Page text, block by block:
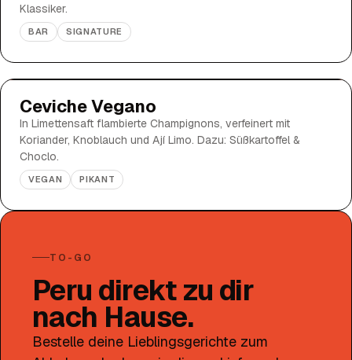
Klassiker.
BAR SIGNATURE
Ceviche Vegano
In Limettensaft flambierte Champignons, verfeinert mit
Koriander, Knoblauch und Ají Limo. Dazu: Süßkartoffel &
Choclo.
VEGAN PIKANT
TO-GO
Peru direkt zu dir
nach Hause.
Bestelle deine Lieblingsgerichte zum